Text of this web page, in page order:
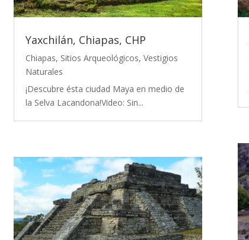
Yaxchilán, Chiapas, CHP
Chiapas, Sitios Arqueológicos, Vestigios
Naturales
¡Descubre ésta ciudad Maya en medio de
la Selva Lacandona!Video: Sin...